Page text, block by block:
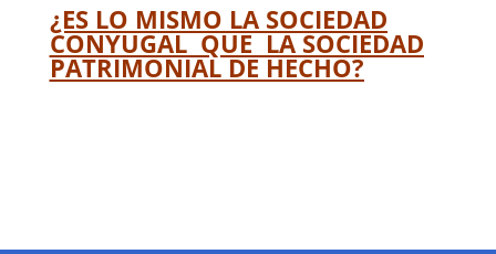
¿ES LO MISMO LA SOCIEDAD
CONYUGAL QUE LA SOCIEDAD
PATRIMONIAL DE HECHO?